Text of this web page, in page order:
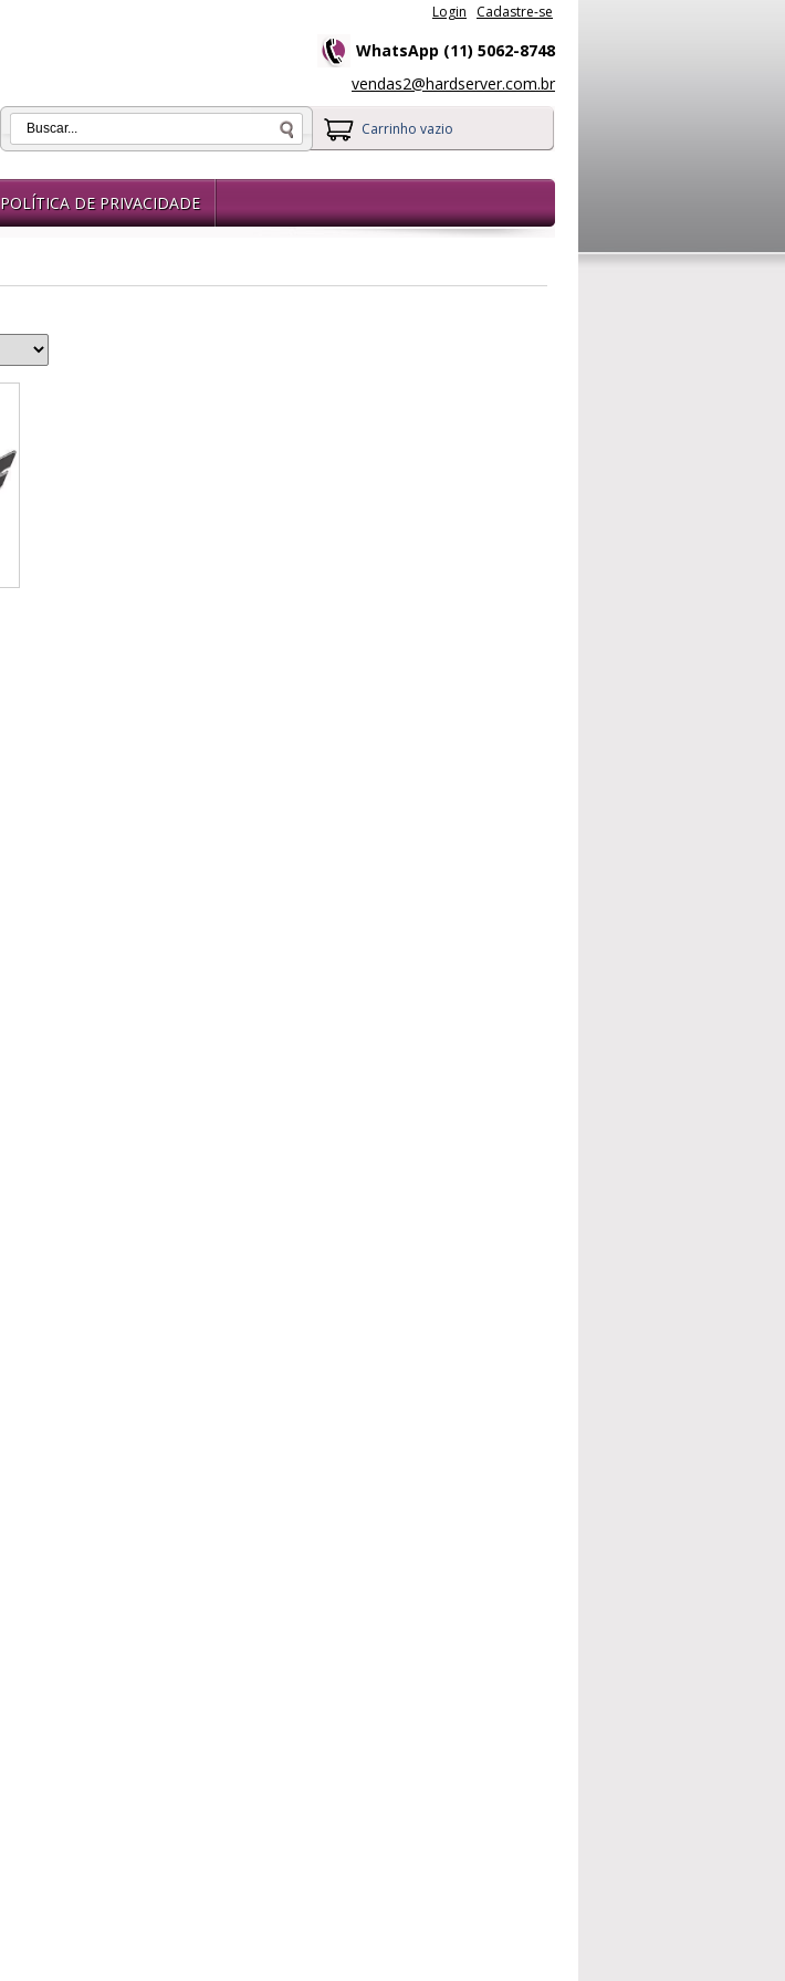
Login Cadastre-se
WhatsApp (11) 5062-8748
vendas2@hardserver.com.br
Carrinho vazio
POLÍTICA DE PRIVACIDADE